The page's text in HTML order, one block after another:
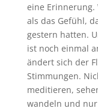
eine
als das Gefühl,
gestern hatten.
ist noch einmal
ändert sich der
Stimmungen.
meditieren,
wandeln und